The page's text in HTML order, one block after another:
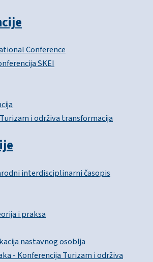
Conference
SKEI
i održiva transformacija
interdisciplinarni časopis
i praksa
nastavnog osoblja
- Konferencija Turizam i održiva